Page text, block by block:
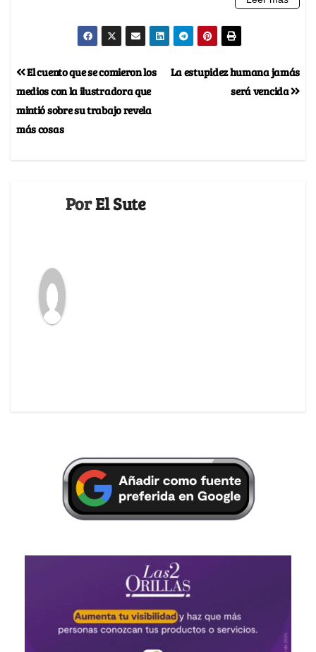
La estupidez humana jamás
será vencida
El cuento que se comieron los
medios con la ilustradora que
mintió sobre su trabajo revela
más cosas
PorEl Sute